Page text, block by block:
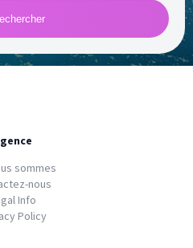
sommes
nous
Info
Policy